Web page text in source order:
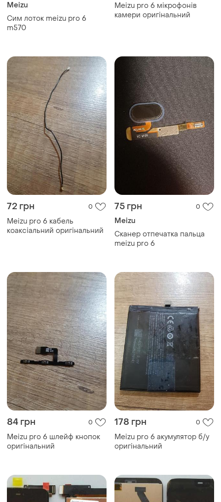
Meizu
Сим лоток meizu pro 6
m570
Meizu pro 6 мікрофонів
камери оригінальний
72 грн 0
Meizu pro 6 кабель
коаксіальний оригінальний
75 грн 0
Meizu
Сканер отпечатка пальца
meizu pro 6
84 грн 0
Meizu pro 6 шлейф кнопок
оригінальний
178 грн 0
Meizu pro 6 акумулятор б/у
оригінальний